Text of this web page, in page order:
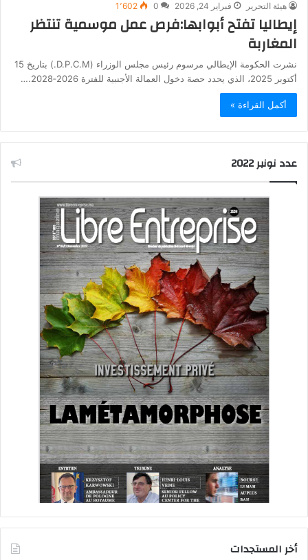
هيئة التحرير فبراير 24, 2026 0 1٬602
إيطاليا تفتح أبوابها:فرص عمل موسمية تنتظر
المغاربة
نشرت الحكومة الإيطالي مرسوم رئيس مجلس الوزراء (D.P.C.M.) بتاريخ 15
أكتوبر 2025، الذي يحدد حصة دخول العمالة الأجنبية للفترة 2026‑2028.…
أكمل القراءة »
عدد نونبر 2022
أخر المستجدات